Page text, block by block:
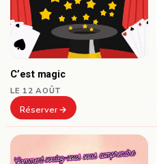
C’est magic
LE 12 AOÛT
Réserver